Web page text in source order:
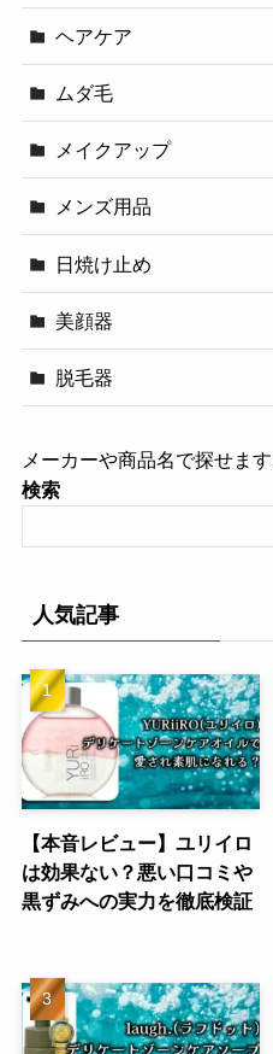
ヘアケア
ムダ毛
メイクアップ
メンズ用品
日焼け止め
美顔器
脱毛器
メーカーや商品名で探せま
検索
人気記事
【本音レビュー】ユリイロ
は効果ない？悪い口コミや
黒ずみへの実力を徹底検証